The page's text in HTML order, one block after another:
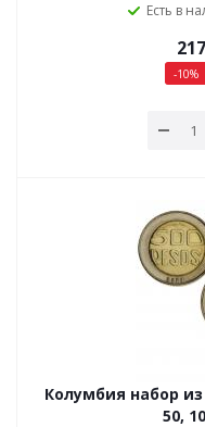
Есть в
217
-10%
Колумбия набор из
50,